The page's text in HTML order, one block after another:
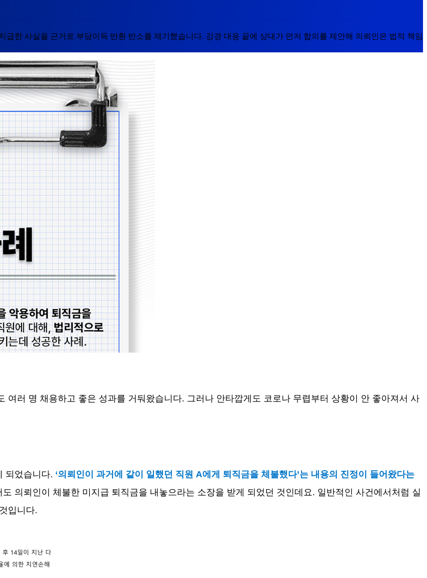
한 사실을 근거로 부당이득 반환 반소를 제기했습니다. 강경 대응 끝에 상대가 먼저 합의를 제안해 의뢰인은 법적 책임
여러 명 채용하고 좋은 성과를 거둬왔습니다. 그러나 안타깝게도 코로나 무렵부터 상황이 안 좋아져서 사
되었습니다. ‘의뢰인이 과거에 같이 일했던 직원 A에게 퇴직금을 체불했다’는 내용의 진정이 들어왔다는
의뢰인이 체불한 미지급 퇴직금을 내놓으라는 소장을 받게 되었던 것인데요 . 일반적인 사건에서처럼 실
입니다.